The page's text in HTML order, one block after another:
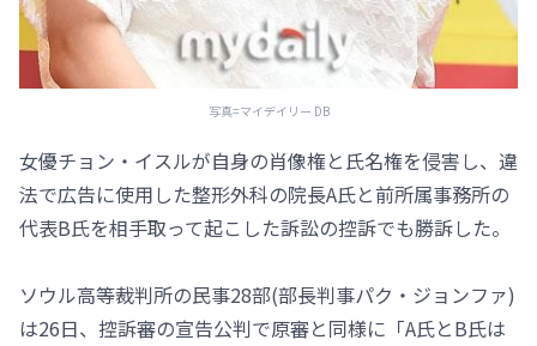
写真=マイデイリー DB
女優チョン・イスルが自身の肖像権と氏名権を侵害し、違
法で広告に使用した整形外科の院長A氏と前所属事務所の
代表B氏を相手取って起こした訴訟の控訴でも勝訴した。
ソウル高等裁判所の民事28部(部長判事パク・ジョンファ)
は26日、控訴審の宣告公判で原審と同様に「A氏とB氏は